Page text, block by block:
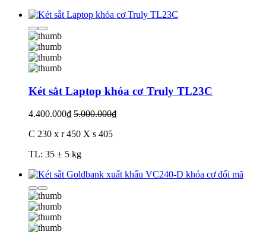
Két sắt Laptop khóa cơ Truly TL23C
4.400.000₫ 5.000.000₫
C 230 x r 450 X s 405
TL: 35 ± 5 kg